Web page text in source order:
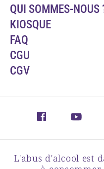
QUI SOMMES-NOUS
KIOSQUE
FAQ
CGU
CGV
L'abus d'alcool est